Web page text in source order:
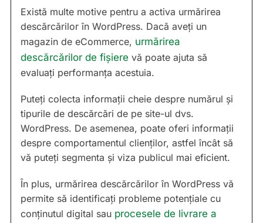
Există multe motive pentru a activa urmărirea
descărcărilor în WordPress. Dacă aveți un
magazin de eCommerce, urmărirea
descărcărilor de fișiere vă poate ajuta să
evaluați performanța acestuia.
Puteți colecta informații cheie despre numărul și
tipurile de descărcări de pe site-ul dvs.
WordPress. De asemenea, poate oferi informații
despre comportamentul clienților, astfel încât să
vă puteți segmenta și viza publicul mai eficient.
În plus, urmărirea descărcărilor în WordPress vă
permite să identificați probleme potențiale cu
conținutul digital sau procesele de livrare a